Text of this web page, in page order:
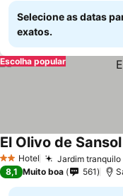
Selecione as datas
exatos.
Escolha popular
2 Estrelas
Hotel Jardim
El Olivo de Sansol
8,1 Muito boa 561